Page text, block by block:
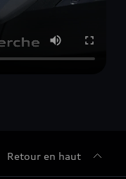
Retour en haut